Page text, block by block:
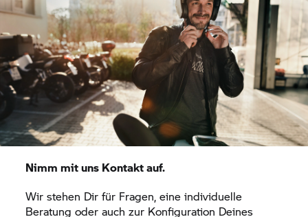
Nimm mit uns Kontakt auf.
Wir stehen Dir für Fragen, eine individuelle
Beratung oder auch zur Konfiguration Deines